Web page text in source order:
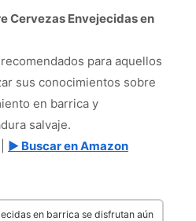
Cervezas Envejecidas en
para aquellos
sus conocimientos sobre
en barrica y
salvaje.
▶ Buscar en Amazon
en barrica se disfrutan aún